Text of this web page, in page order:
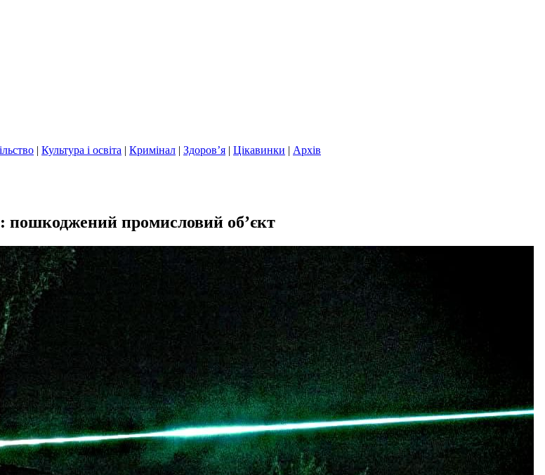
| Культура і освіта | Кримінал | Здоров’я | Цікавинки | Архів
пошкоджений промисловий об’єкт